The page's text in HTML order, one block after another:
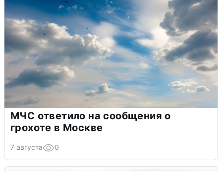
МЧС ответило на сообщения о
грохоте в Москве
7 августа 0